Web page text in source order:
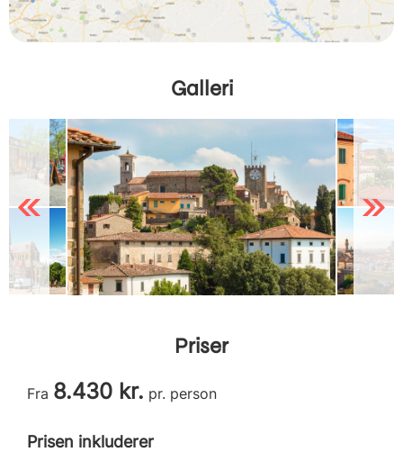
Galleri
Previous Next
Priser
Fra 8.430 kr. pr. person
Prisen inkluderer